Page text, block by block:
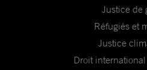
Justice de
Réfugiés et
Justice
Droit